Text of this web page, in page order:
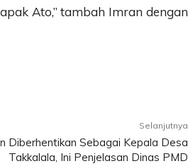
Ato,” tambah Imran dengan
Selanjutnya
Diberhentikan Sebagai Kepala Desa
Takkalala, Ini Penjelasan Dinas PMD